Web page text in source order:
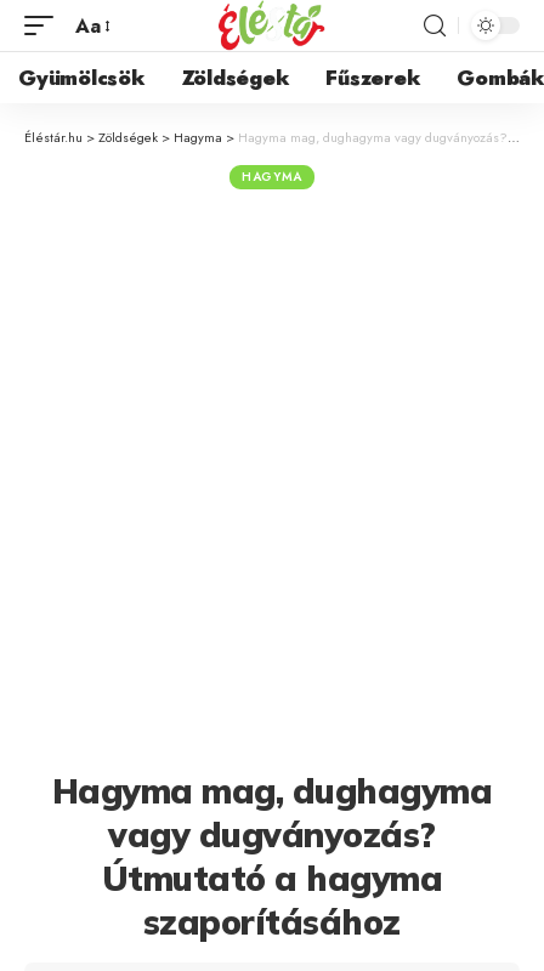
Aa
Gyümölcsök Zöldségek Fűszerek Gombák
Éléstár.hu >Zöldségek > Hagyma > Hagyma mag, dughagyma vagy dugványozás? Útmutató a hagyma szaporításához
HAGYMA
Hagyma mag, dughagyma
vagy dugványozás?
Útmutató a hagyma
szaporításához